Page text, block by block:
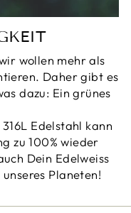
wollen mehr als
Daher gibt es
dazu: Ein grünes
Edelstahl kann
zu 100% wieder
Dein Edelweiss
Planeten!